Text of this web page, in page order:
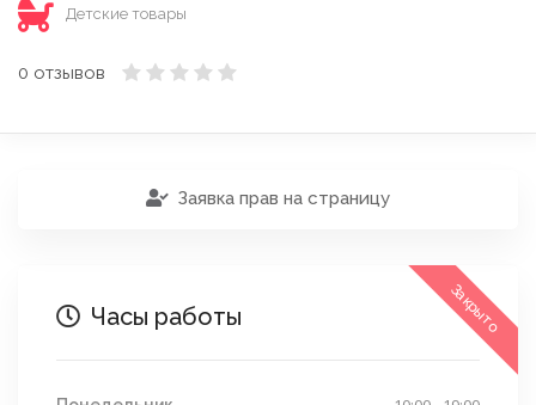
Детские товары
0 отзывов
Заявка прав на страницу
Закрыто
Часы работы